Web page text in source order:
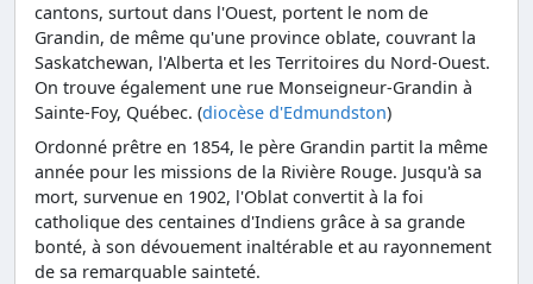
cantons, surtout dans l'Ouest, portent le nom de
Grandin, de même qu'une province oblate, couvrant la
Saskatchewan, l'Alberta et les Territoires du Nord-Ouest.
On trouve également une rue Monseigneur-Grandin à
Sainte-Foy, Québec. (diocèse d'Edmundston)
Ordonné prêtre en 1854, le père Grandin partit la même
année pour les missions de la Rivière Rouge. Jusqu'à sa
mort, survenue en 1902, l'Oblat convertit à la foi
catholique des centaines d'Indiens grâce à sa grande
bonté, à son dévouement inaltérable et au rayonnement
de sa remarquable sainteté.